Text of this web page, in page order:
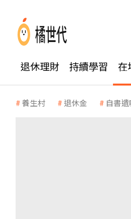
退休理財 持續學習 在
養生村 退休金 自書遺